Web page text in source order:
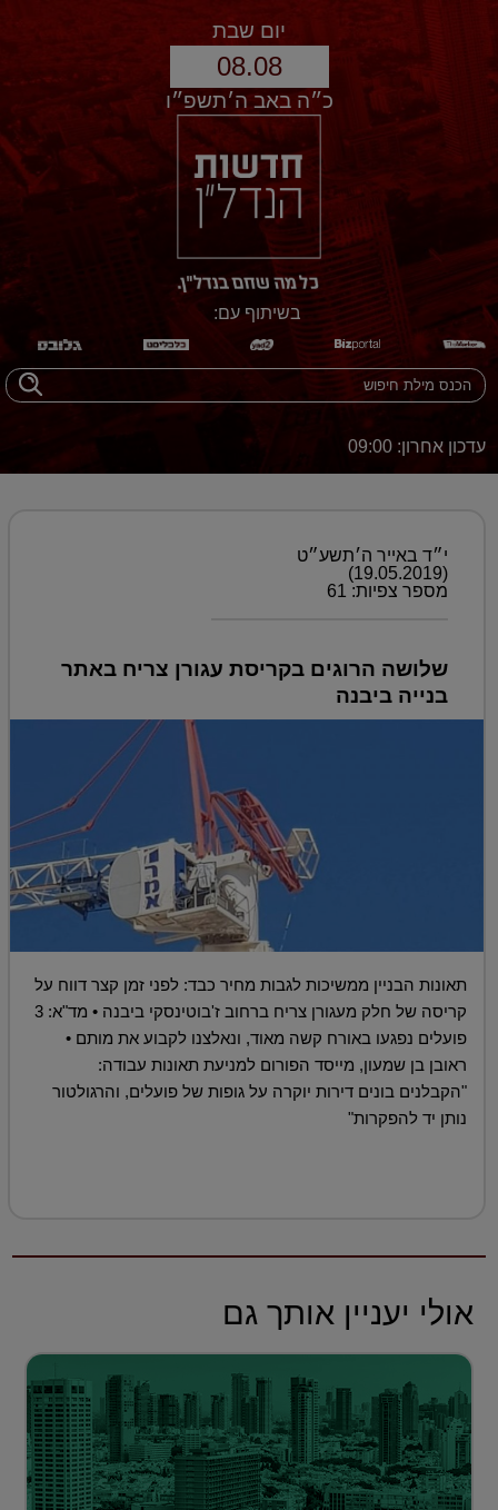
יום שבת
08.08
כ״ה באב ה׳תשפ״ו
בשיתוף עם:
עדכון אחרון: 09:00
י״ד באייר ה׳תשע״ט
(19.05.2019)
מספר צפיות: 61
שלושה הרוגים בקריסת עגורן צריח באתר
בנייה ביבנה
תאונות הבניין ממשיכות לגבות מחיר כבד: לפני זמן קצר דווח על
קריסה של חלק מעגורן צריח ברחוב ז'בוטינסקי ביבנה • מד"א: 3
פועלים נפגעו באורח קשה מאוד, ונאלצנו לקבוע את מותם •
ראובן בן שמעון, מייסד הפורום למניעת תאונות עבודה:
"הקבלנים בונים דירות יוקרה על גופות של פועלים, והרגולטור
נותן יד להפקרות"
אולי יעניין אותך גם